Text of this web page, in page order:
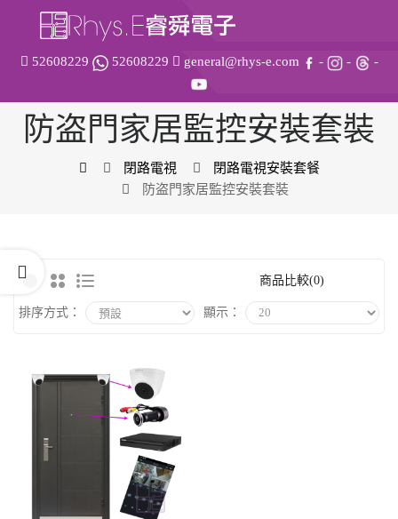
52608229 52608229 general@rhys-e.com - - -
防盗門家居監控安裝套裝
閉路電視
閉路電視安裝套餐
防盗門家居監控安裝套裝
商品比較(0)
排序方式： 顯示：